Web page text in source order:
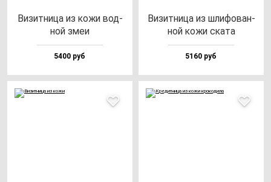
Визит­ни­ца из ко­жи вод­
ной змеи
5400 руб
Визит­ни­ца из шли­фо­ван­
ной ко­жи ска­та
5160 руб